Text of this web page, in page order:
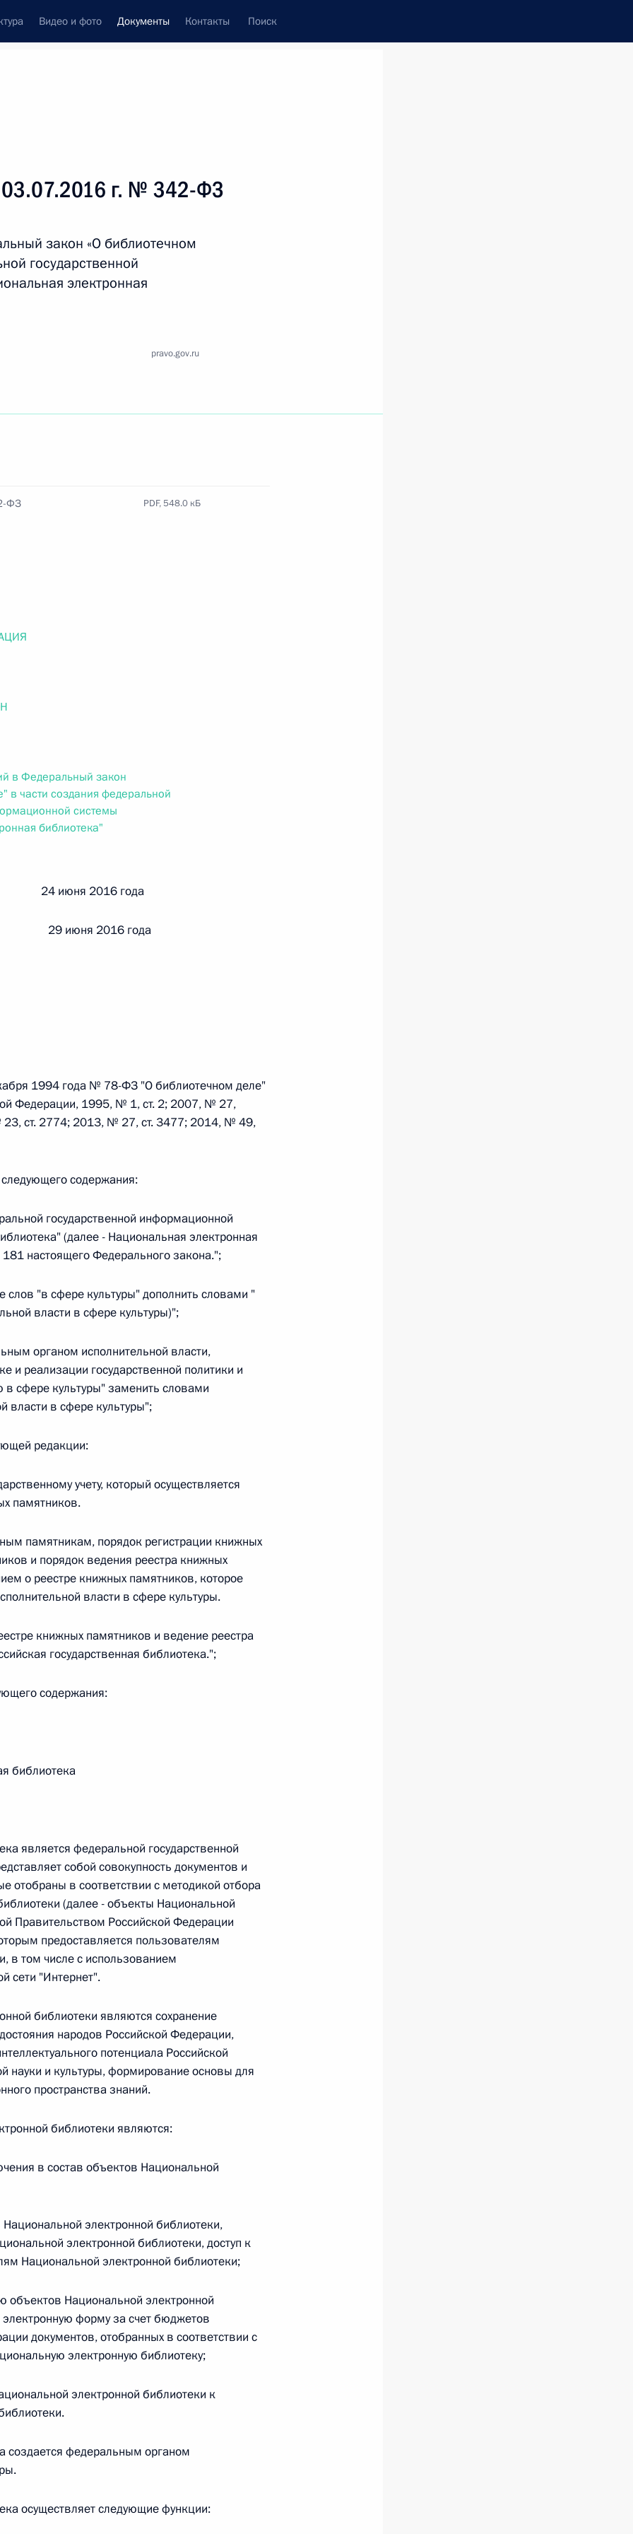
Видео и фото Документы Контакты Поиск
закона «О статусе военнослужащих» и статью 86
закона «О персональных данных» и отдельные
закона «О государственной регистрации
г. № 246-ФЗ
Федерации
г. № 268-ФЗ
«О пробации в Российской Федерации»
г. № 267-ФЗ
закона «О благотворительной деятельности
г. № 251-ФЗ
Федерации и статьи 31 и 151 Уголовно-
г. № 264-ФЗ
закона «Об актах гражданского состояния»
13 статьи 3 Федерального закона «О внесении
гражданского состояния“
закона «Об автономных учреждениях»
г. № 244-ФЗ
Российской Федерации и Кабинетом
статусе представительств компетентных органов
Федерации и Киргизской Республике
водного транспорта Российской Федерации и статью 1
измерений»
г. № 250-ФЗ
Федерации об административных правонарушениях
г. № 266-ФЗ
г. № 247-ФЗ
Российской Федерации об административных
Российской Федерации и Правительством
03.07.2016 г. № 342-ФЗ
закон «О библиотечном
государственной
электронная
pravo.gov.ru
ФЗ PDF, 548.0 кБ
в Федеральный закон
в части создания федеральной
системы
библиотека"
24 июня 2016 года
29 июня 2016 года
1994 года № 78-ФЗ "О библиотечном деле"
Федерации, 1995, № 1, ст. 2; 2007, № 27,
ст. 2774; 2013, № 27, ст. 3477; 2014, № 49,
содержания:
государственной информационной
(далее - Национальная электронная
181 настоящего Федерального закона.";
слов "в сфере культуры" дополнить словами "
власти в сфере культуры)";
органом исполнительной власти,
реализации государственной политики и
сфере культуры" заменить словами
власти в сфере культуры";
редакции:
учету, который осуществляется
памятников.
памятникам, порядок регистрации книжных
и порядок ведения реестра книжных
о реестре книжных памятников, которое
власти в сфере культуры.
книжных памятников и ведение реестра
государственная библиотека.";
содержания:
библиотека
является федеральной государственной
собой совокупность документов и
отобраны в соответствии с методикой отбора
(далее - объекты Национальной
Правительством Российской Федерации
предоставляется пользователям
в том числе с использованием
сети "Интернет".
библиотеки являются сохранение
народов Российской Федерации,
потенциала Российской
науки и культуры, формирование основы для
пространства знаний.
библиотеки являются:
в состав объектов Национальной
электронной библиотеки,
электронной библиотеки, доступ к
Национальной электронной библиотеки;
объектов Национальной электронной
форму за счет бюджетов
документов, отобранных в соответствии с
электронную библиотеку;
электронной библиотеки к
создается федеральным органом
осуществляет следующие функции: